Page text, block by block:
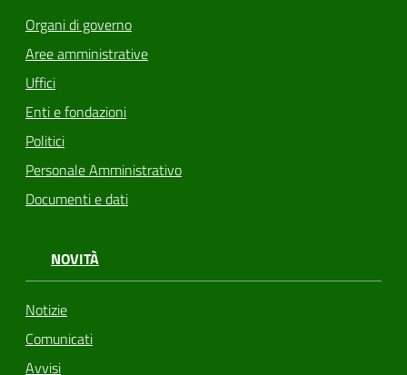
Organi di governo
Aree amministrative
Uffici
Enti e fondazioni
Politici
Personale Amministrativo
Documenti e dati
NOVITÀ
Notizie
Comunicati
Avvisi